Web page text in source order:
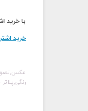
با خرید
خرید